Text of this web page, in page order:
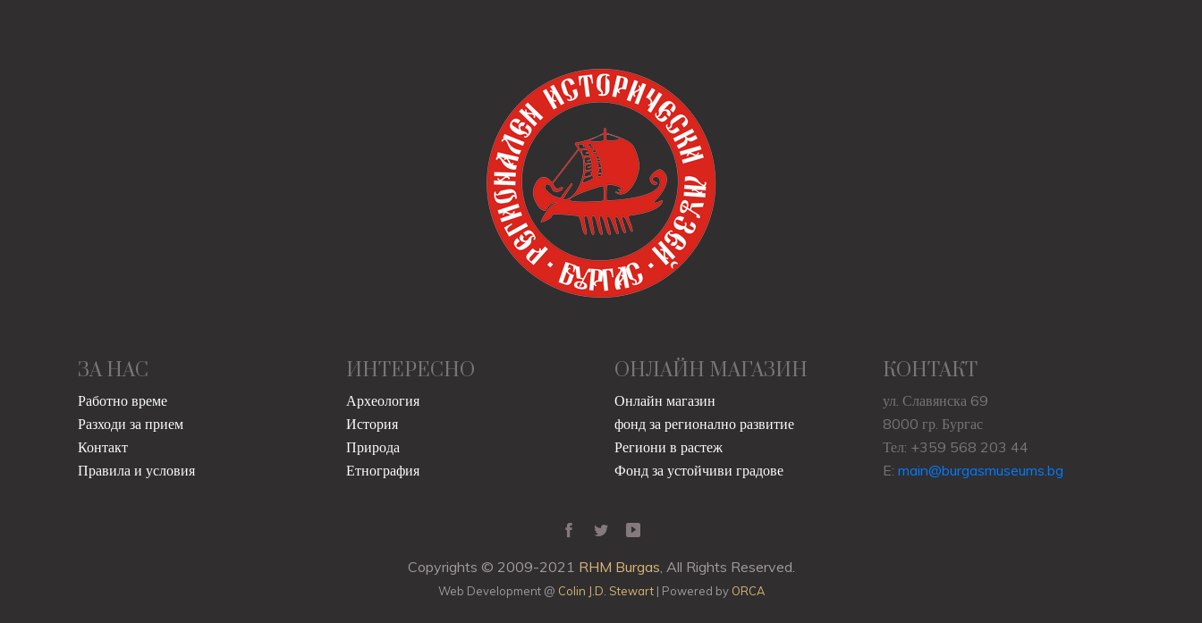
ЗА НАС
Работно време
Разходи за прием
Контакт
Правила и условия
ИНТЕРЕСНО
Археология
История
Природа
Етнография
ОНЛАЙН МАГАЗИН
Онлайн магазин
фонд за регионално развитие
Региони в растеж
Фонд за устойчиви градове
КОНТАКТ
ул. Славянска 69
8000 гр. Бургас
Тел: +359 568 203 44
E: main@burgasmuseums.bg
Copyrights © 2009-2021 RHM Burgas , All Rights Reserved.
Web Development @ Colin J.D. Stewart| Powered by ORCA